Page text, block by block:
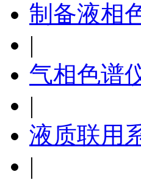
制备液相
|
气相色谱
|
液质联用
|